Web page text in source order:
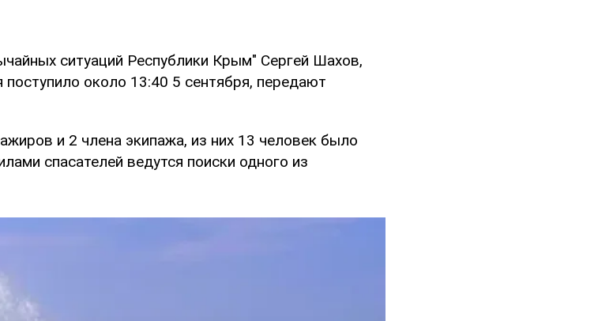
ситуаций Республики Крым" Сергей Шахов,
около 13:40 5 сентября, передают
и 2 члена экипажа, из них 13 человек было
спасателей ведутся поиски одного из